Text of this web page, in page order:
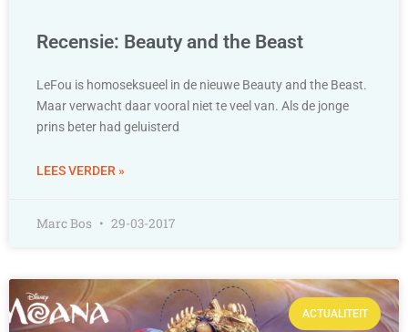
Recensie: Beauty and the Beast
LeFou is homoseksueel in de nieuwe Beauty and the Beast.
Maar verwacht daar vooral niet te veel van. Als de jonge
prins beter had geluisterd
LEES VERDER »
Marc Bos 29-03-2017
ACTUALITEIT